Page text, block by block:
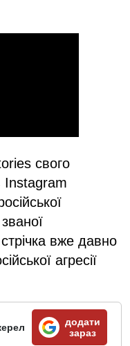
свого
Instagram
стрічка вже давно
агресії
додати
зараз